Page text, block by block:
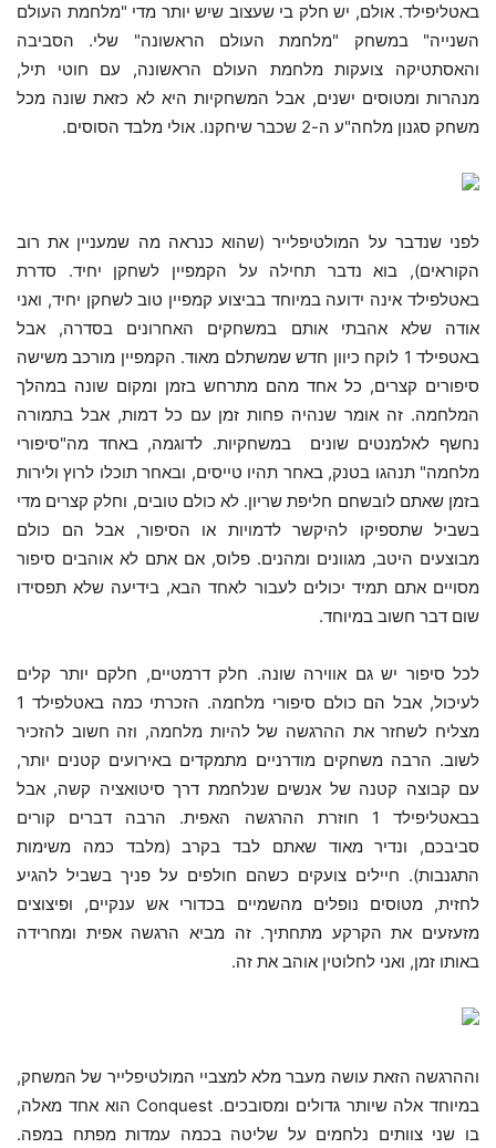
באטליפילד. אולם, יש חלק בי שעצוב שיש יותר מדי "מלחמת העולם
השנייה" במשחק "מלחמת העולם הראשונה" שלי. הסביבה
והאסתטיקה צועקות מלחמת העולם הראשונה, עם חוטי תיל,
מנהרות ומטוסים ישנים, אבל המשחקיות היא לא כזאת שונה מכל
משחק סגנון מלחה"ע ה-2 שכבר שיחקנו. אולי מלבד הסוסים.
לפני שנדבר על המולטיפלייר (שהוא כנראה מה שמעניין את רוב
הקוראים), בוא נדבר תחילה על הקמפיין לשחקן יחיד. סדרת
באטלפילד אינה ידועה במיוחד בביצוע קמפיין טוב לשחקן יחיד, ואני
אודה שלא אהבתי אותם במשחקים האחרונים בסדרה, אבל
באטפילד 1 לוקח כיוון חדש שמשתלם מאוד. הקמפיין מורכב משישה
סיפורים קצרים, כל אחד מהם מתרחש בזמן ומקום שונה במהלך
המלחמה. זה אומר שנהיה פחות זמן עם כל דמות, אבל בתמורה
נחשף לאלמנטים שונים במשחקיות. לדוגמה, באחד מה"סיפורי
מלחמה" תנהגו בטנק, באחר תהיו טייסים, ובאחר תוכלו לרוץ ולירות
בזמן שאתם לובשחם חליפת שריון. לא כולם טובים, וחלק קצרים מדי
בשביל שתספיקו להיקשר לדמויות או הסיפור, אבל הם כולם
מבוצעים היטב, מגוונים ומהנים. פלוס, אם אתם לא אוהבים סיפור
מסויים אתם תמיד יכולים לעבור לאחד הבא, בידיעה שלא תפסידו
שום דבר חשוב במיוחד.
לכל סיפור יש גם אווירה שונה. חלק דרמטיים, חלקם יותר קלים
לעיכול, אבל הם כולם סיפורי מלחמה. הזכרתי כמה באטלפילד 1
מצליח לשחזר את ההרגשה של להיות מלחמה, וזה חשוב להזכיר
לשוב. הרבה משחקים מודרניים מתמקדים באירועים קטנים יותר,
עם קבוצה קטנה של אנשים שנלחמת דרך סיטואציה קשה, אבל
בבאטליפילד 1 חוזרת ההרגשה האפית. הרבה דברים קורים
סביבכם, ונדיר מאוד שאתם לבד בקרב (מלבד כמה משימות
התגנבות). חיילים צועקים כשהם חולפים על פניך בשביל להגיע
לחזית, מטוסים נופלים מהשמיים בכדורי אש ענקיים, ופיצוצים
מזעזעים את הקרקע מתחתיך. זה מביא הרגשה אפית ומחרידה
באותו זמן, ואני לחלוטין אוהב את זה.
וההרגשה הזאת עושה מעבר מלא למצביי המולטיפלייר של המשחק,
במיוחד אלה שיותר גדולים ומסובכים. Conquest הוא אחד מאלה,
בו שני צוותים נלחמים על שליטה בכמה עמדות מפתח במפה.